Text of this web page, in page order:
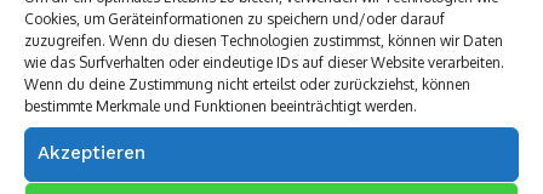
Cookies, um Geräteinformationen zu speichern und/oder darauf
zuzugreifen. Wenn du diesen Technologien zustimmst, können wir Daten
wie das Surfverhalten oder eindeutige IDs auf dieser Website verarbeiten.
Wenn du deine Zustimmung nicht erteilst oder zurückziehst, können
bestimmte Merkmale und Funktionen beeinträchtigt werden.
Akzeptieren